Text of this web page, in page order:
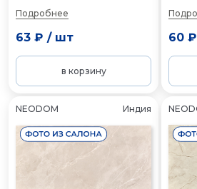
Подробнее
63 ₽ / шт
в корзину
60 ₽
NEODOM Индия